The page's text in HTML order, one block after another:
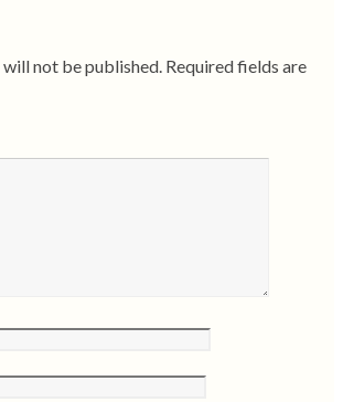
not be published. Required fields are